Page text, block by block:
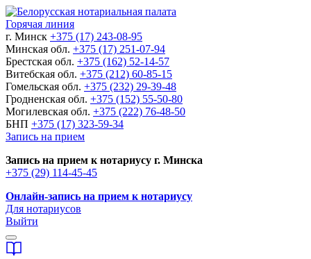
Горячая линия
г. Минск +375 (17) 243-08-95
Минская обл. +375 (17) 251-07-94
Брестская обл. +375 (162) 52-14-57
Витебская обл. +375 (212) 60-85-15
Гомельская обл. +375 (232) 29-39-48
Гродненская обл. +375 (152) 55-50-80
Могилевская обл. +375 (222) 76-48-50
БНП +375 (17) 323-59-34
Запись на прием
Запись на прием к нотариусу г. Минска
+375 (29) 114-45-45
Онлайн-запись на прием к нотариусу
Для нотариусов
Выйти